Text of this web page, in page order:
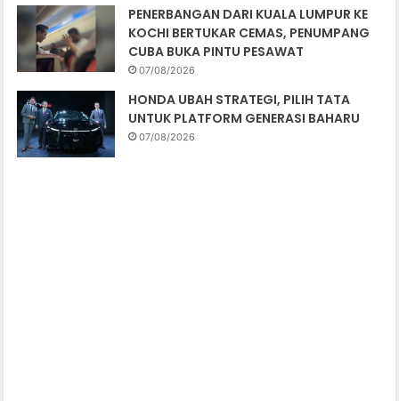
PENERBANGAN DARI KUALA LUMPUR KE
KOCHI BERTUKAR CEMAS, PENUMPANG
CUBA BUKA PINTU PESAWAT
07/08/2026
HONDA UBAH STRATEGI, PILIH TATA
UNTUK PLATFORM GENERASI BAHARU
07/08/2026